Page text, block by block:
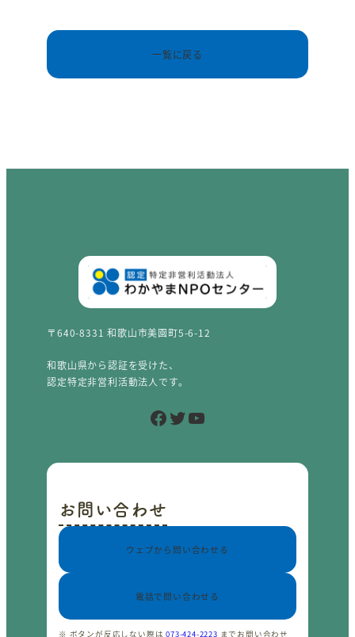
一覧に戻る
〒640-8331 和歌山市美園町5-6-12
和歌山県から認証を受けた、
認定特定非営利活動法人です。
Facebook Twitter YouTube
お問い合わせ
ウェブから問い合わせる
電話で問い合わせる
※ ボタンが反応しない際は073-424-2223 までお問い合わせ